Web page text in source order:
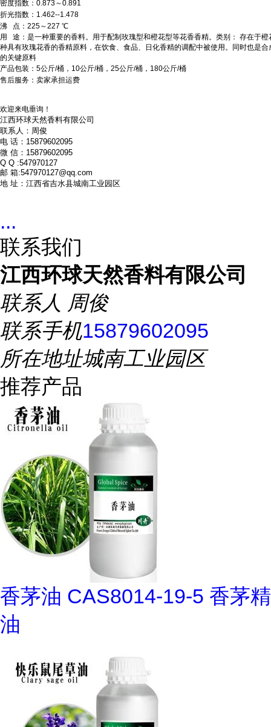
密度指数：0.873～0.891
折光指数：1.462--1.478
沸 点：225～227 ℃
用 途：是一种重要的香料。用于配制玫瑰型和橙花型等花香香精。类别： 存在于
种具有玫瑰花香的香精原料，在饮食、食品、日化香精的调配中被使用。同时也是
的关键原料
产品包装：5公斤/桶，10公斤/桶，25公斤/桶，180公斤/桶
售后服务：卖家承担运费
欢迎来电垂询！
江西环球天然香料有限公司
联系人：周俊
电 话：15879602095
微 信：15879602095
Q Q :547970127
邮 箱:547970127@qq.com
地 址：江西省吉水县城南工业园区
...
联系我们
江西环球天然香料有限公司
联系人 周俊
联系手机15879602095
所在地址城南工业园区
推荐产品
香茅油 CAS8014-19-5 香茅精
油